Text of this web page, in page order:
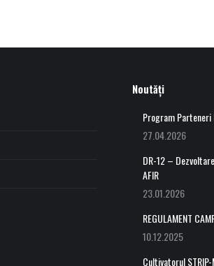
Noutăți
Program Parteneri
27.04.2026
DR-12 –
AFIR
23.01.2026
REGULAMENT
10.12.2025
Cultivatorul STRIP-